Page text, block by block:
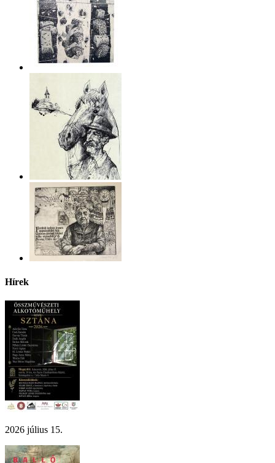
Hírek
2026 július 15.